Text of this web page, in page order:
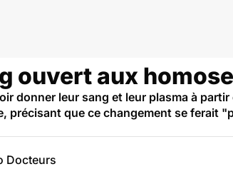
ouvert aux
donner leur sang et leur plasma à
précisant que ce changement se ferait
Docteurs